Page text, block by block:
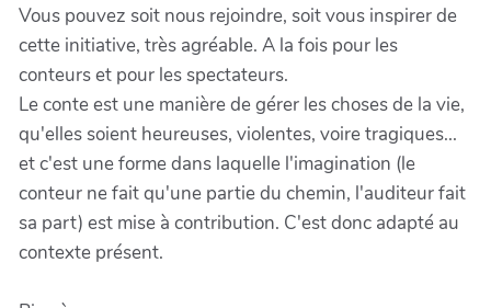
Vous pouvez soit nous rejoindre, soit vous inspirer de
cette initiative, très agréable. A la fois pour les
conteurs et pour les spectateurs.
Le conte est une manière de gérer les choses de la vie,
qu'elles soient heureuses, violentes, voire tragiques...
et c'est une forme dans laquelle l'imagination (le
conteur ne fait qu'une partie du chemin, l'auditeur fait
sa part) est mise à contribution. C'est donc adapté au
contexte présent.